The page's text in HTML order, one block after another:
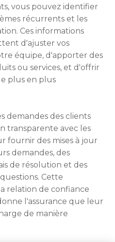
vous pouvez identifier
récurrents et les
Ces informations
d'ajuster vos
équipe, d'apporter des
ou services, et d'offrir
plus en plus
demandes des clients
transparente avec les
fournir des mises à jour
demandes, des
de résolution et des
Cette
relation de confiance
l'assurance que leur
de manière